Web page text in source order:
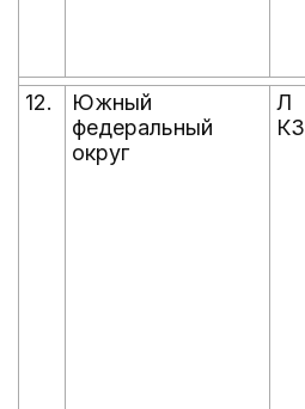
12.
Южный
федеральный
округ
Л
КЗ